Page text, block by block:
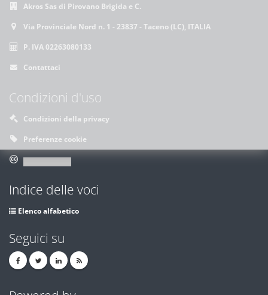
Akros Sas di Pirovano Brigida e C.
Via Provinciale Nord n. 1 - 23837 - Taceno (LC), ITALIA
P. IVA 02263080133
Contattaci
Condizioni d'uso
Condizioni della privacy
Preferenze cookie
Indice delle voci
Elenco alfabetico
Seguici su